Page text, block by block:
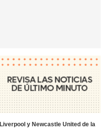
y Newcastle United de la